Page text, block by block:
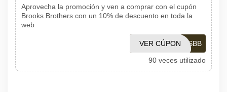
Aprovecha la promoción y ven a comprar con el cupón
Brooks Brothers con un 10% de descuento en toda la
web
CUPONESBB
VER CÚPON
90 veces utilizado